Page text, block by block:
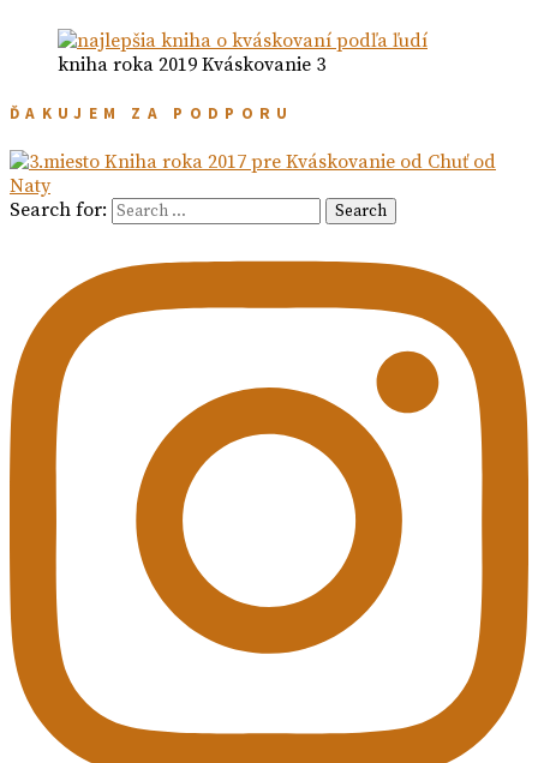
kniha roka 2019 Kváskovanie 3
ĎAKUJEM ZA PODPORU
Search for: Search